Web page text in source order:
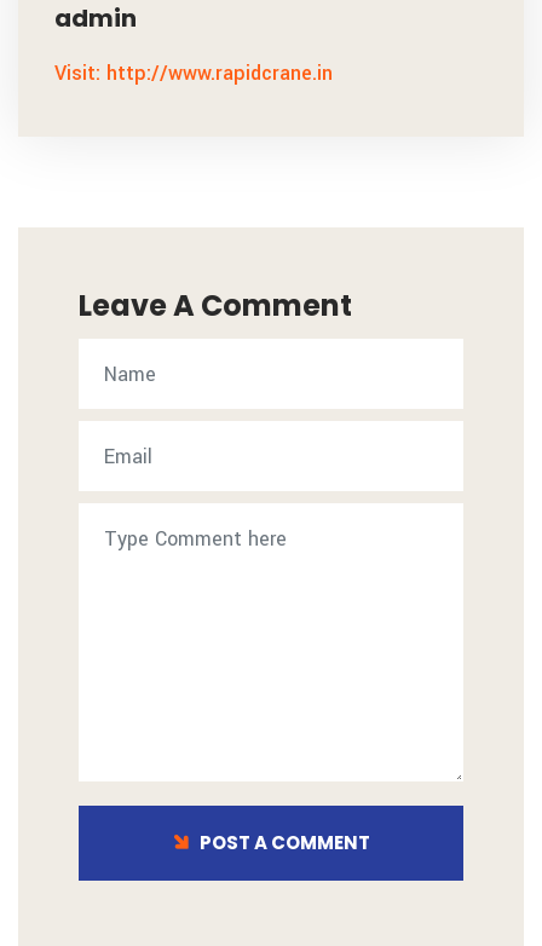
admin
Visit: http://www.rapidcrane.in
Leave A Comment
POST A COMMENT